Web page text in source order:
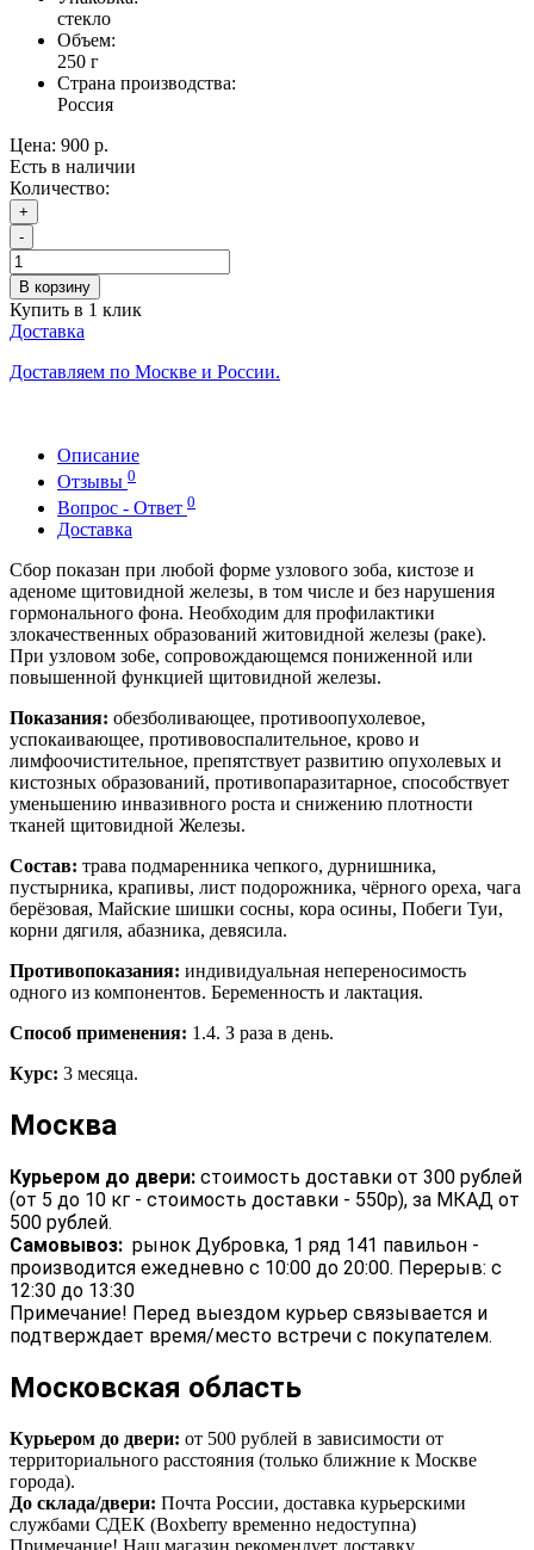
стекло
Объем:
250 г
Страна производства:
Россия
Цена: 900 р.
Есть в наличии
Количество:
+
-
В корзину
Купить в 1 клик
Доставка
Доставляем по Москве и России.
Описание
Отзывы 0
Вопрос - Ответ 0
Доставка
Сбор показан при любой форме узлового зоба, кистозе и
аденоме щитовидной железы, в том числе и без нарушения
гормонального фона. Необходим для профилактики
злокачественных образований житовидной железы (раке).
При узловом зо6е, сопровождающемся пониженной или
повышенной функцией щитовидной железы.
Показания: обезболивающее, противоопухолевое,
успокаивающее, противовоспалительное, крово и
лимфоочистительное, препятствует развитию опухолевых и
кистозных образований, противопаразитарное, способствует
уменьшению инвазивного роста и снижению плотности
тканей щитовидной Железы.
Состав: трава подмаренника чепкого, дурнишника,
пустырника, крапивы, лист подорожника, чёрного ореха, чага
берёзовая, Майские шишки сосны, кора осины, Побеги Туи,
корни дягиля, абазника, девясила.
Противопоказания: индивидуальная непереносимость
одного из компонентов. Беременность и лактация.
Способ применения: 1.4. З раза в день.
Курс: 3 месяца.
Москва
Курьером до двери: стоимость доставки от 300 рублей
(от 5 до 10 кг - стоимость доставки - 550р), за МКАД от
500 рублей.
Самовывоз: рынок Дубровка, 1 ряд 141 павильон -
производится ежедневно с 10:00 до 20:00. Перерыв: с
12:30 до 13:30
Примечание! Перед выездом курьер связывается и
подтверждает время/место встречи с покупателем.
Московская область
Курьером до двери: от 500 рублей в зависимости от
территориального расстояния (только ближние к Москве
города).
До склада/двери: Почта России, доставка курьерскими
службами СДЕК (Boxberry временно недоступна)
Примечание! Наш магазин рекомендует доставку